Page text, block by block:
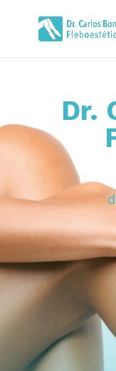
Dr.